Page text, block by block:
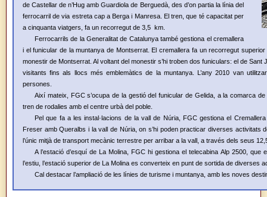
de Castellar de n’Hug amb Guardiola de Berguedà, des d’on partia la línia del
ferrocarril de via estreta cap a Berga i Manresa. El tren, que té capacitat per
a cinquanta viatgers, fa un recorregut de 3,5 km.
Ferrocarrils de la Generalitat de Catalunya també gestiona el cremallera
i el funicular de la muntanya de Montserrat. El cremallera fa un recorregut
monestir de Montserrat. Al voltant del monestir s’hi troben dos funiculars: el de
visitants fins als llocs més emblemàtics de la muntanya. L’any 2010 van
persones.
Així mateix, FGC s’ocupa de la gestió del funicular de Gelida, a la comarca de
tren de rodalies amb el centre urbà del poble.
Pel que fa a les instal·lacions de la vall de Núria, FGC gestiona el
Freser amb Queralbs i la vall de Núria, on s’hi poden practicar diverses activitats
l’únic mitjà de transport mecànic terrestre per arribar a la vall, a través dels seus
A l’estació d’esquí de La Molina, FGC hi gestiona el telecabina Alp 2500, que
l’estiu, l’estació superior de La Molina es converteix en punt de sortida de diverses
Cal destacar l’ampliació de les línies de turisme i muntanya, amb les noves